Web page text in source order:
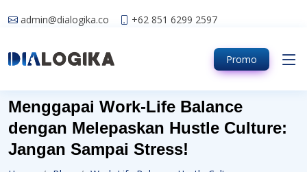
admin@dialogika.co +62 851 6299 2597
Promo
Menggapai Work-Life Balance
dengan Melepaskan Hustle Culture:
Jangan Sampai Stress!